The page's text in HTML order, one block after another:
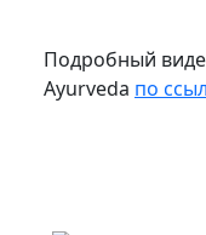
Подробный
Ayurveda по